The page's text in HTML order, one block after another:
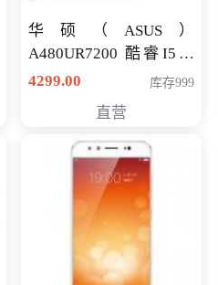
华硕（ASUS）
A480UR7200 酷睿I5超
薄学生办公游戏独显笔
NV930-2G独
4299.00 库存999
直营